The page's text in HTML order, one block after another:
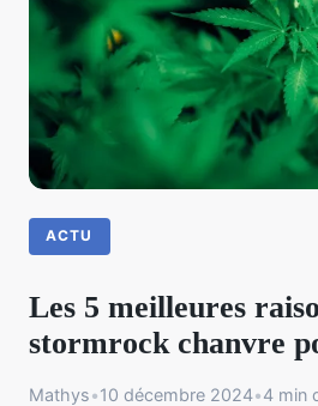
ACTU
Les 5 meilleures
stormrock chanvre
Mathys•10 décembre 2024•4 min